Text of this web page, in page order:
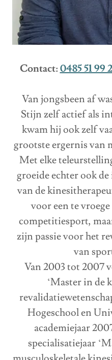
Contact:0485 51 99
Van jongsbeen af
Stijn zelf actief als
kwam hij ook zelf
grootste ergernis van
Met elke
groeide echter ook
van de
voor een te
competitiesport,
zijn passie voor het
van
Van 2003 tot 2007
‘Master in de
Hogeschool en
academiejaar
specialisatiejaar